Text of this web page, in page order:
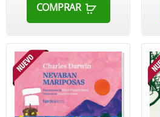
COMPRAR